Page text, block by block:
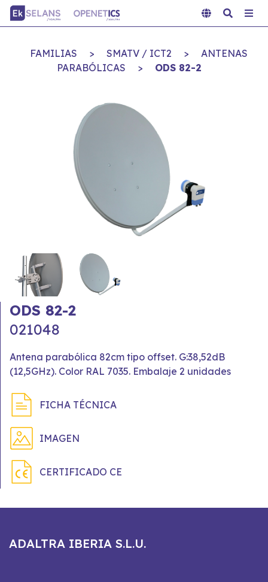
FAMILIAS > SMATV / ICT2 >
ANTENAS
PARABÓLICAS
> ODS 82-2
ODS 82-2
021048
Antena parabólica 82cm tipo offset. G:38,52dB
(12,5GHz). Color RAL 7035. Embalaje 2 unidades
FICHA TÉCNICA
IMAGEN
CERTIFICADO CE
ADALTRA IBERIA S.L.U.